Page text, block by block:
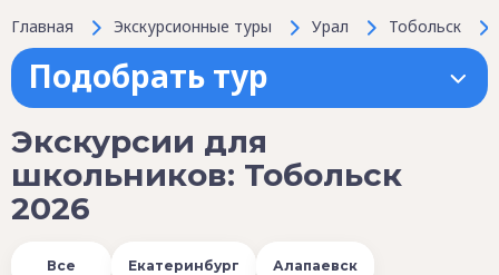
Главная
Экскурсионные туры Урал Тобольск
Подобрать тур
Экскурсии для
школьников: Тобольск
2026
Все Екатеринбург Алапаевск